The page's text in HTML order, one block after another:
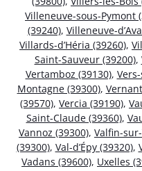
Villeneuve-sous-Pymont
(39240), Villeneuve-
Villards-d’Héria (39260),
Saint-Sauveur (39200),
Vertamboz (39130),
Montagne (39300),
(39570), Vercia (39190),
Saint-Claude (39360),
Vannoz (39300), Valfin-
(39300), Val-d’Épy (39320),
Vadans (39600), Uxelles